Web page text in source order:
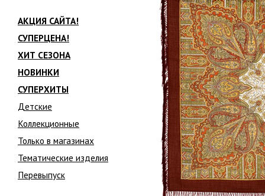
АКЦИЯ САЙТА!
СУПЕРЦЕНА!
ХИТ СЕЗОНА
НОВИНКИ
СУПЕРХИТЫ
Детские
Коллекционные
Только в магазинах
Тематические изделия
Перевыпуск